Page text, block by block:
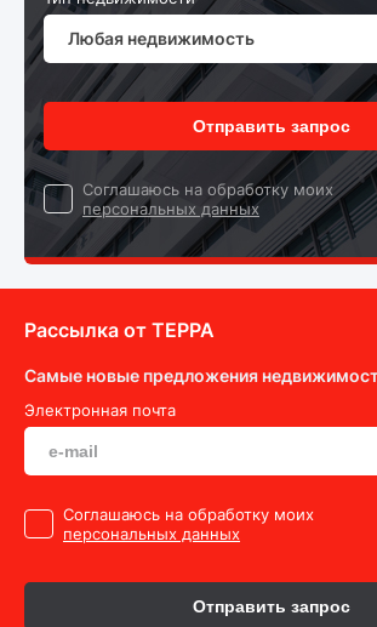
Любая недвижимость
Отправить запрос
Cоглашаюсь на обработку моих
персональных данных
Рассылка от ТEPPA
Самые новые предложения
Электронная почта
Cоглашаюсь на обработку моих
персональных данных
Отправить запрос